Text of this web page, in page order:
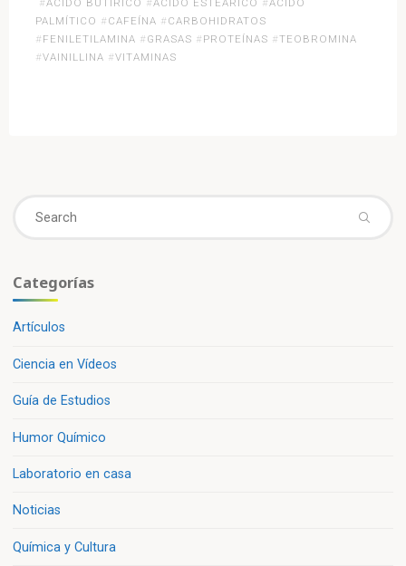
Química
del
chocolate»
#ÁCIDO BUTÍRICO #ÁCIDO ESTEÁRICO #ÁCIDO
PALMÍTICO # CAFEÍNA # CARBOHIDRATOS
# FENILETILAMINA # GRASAS # PROTEÍNAS #TEOBROMINA
#VAINILLINA #VITAMINAS
Categorías
Artículos
Ciencia en Vídeos
Guía de Estudios
Humor Químico
Laboratorio en casa
Noticias
Química y Cultura